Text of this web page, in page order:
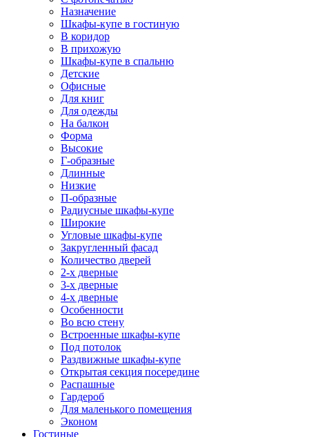
Назначение
Шкафы-купе в гостиную
В коридор
В прихожую
Шкафы-купе в спальню
Детские
Офисные
Для книг
Для одежды
На балкон
Форма
Высокие
Г-образные
Длинные
Низкие
П-образные
Радиусные шкафы-купе
Широкие
Угловые шкафы-купе
Закругленный фасад
Количество дверей
2-х дверные
3-х дверные
4-х дверные
Особенности
Во всю стену
Встроенные шкафы-купе
Под потолок
Раздвижные шкафы-купе
Открытая секция посередине
Распашные
Гардероб
Для маленького помещения
Эконом
Гостиные